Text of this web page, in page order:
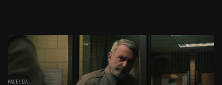
HACE 1 DÍA